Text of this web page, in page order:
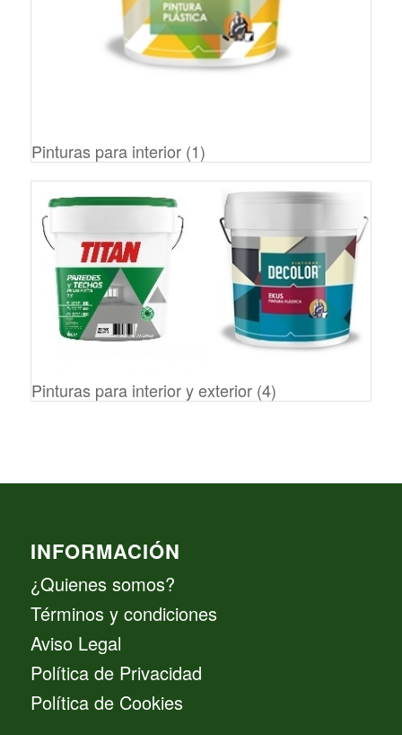
Pinturas para interior (1)
Pinturas para interior y exterior (4)
INFORMACIÓN
¿Quienes somos?
Términos y condiciones
Aviso Legal
Política de Privacidad
Política de Cookies